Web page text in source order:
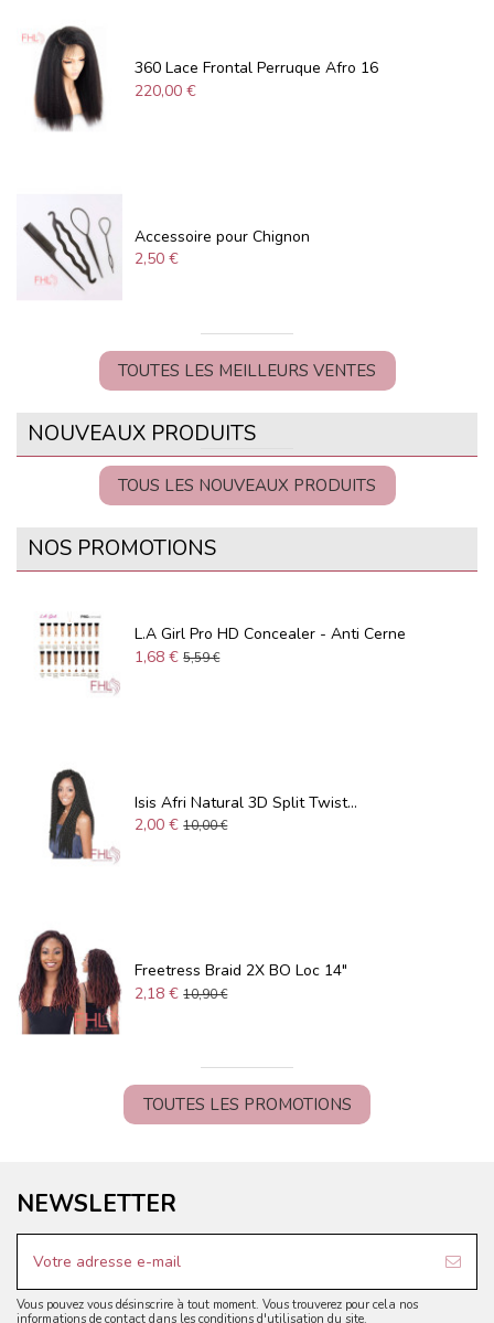
360 Lace Frontal Perruque Afro 16
220,00 €
Accessoire pour Chignon
2,50 €
TOUTES LES MEILLEURS VENTES
NOUVEAUX PRODUITS
TOUS LES NOUVEAUX PRODUITS
NOS PROMOTIONS
L.A Girl Pro HD Concealer - Anti Cerne
1,68 € 5,59 €
Isis Afri Natural 3D Split Twist...
2,00 € 10,00 €
Freetress Braid 2X BO Loc 14"
2,18 € 10,90 €
TOUTES LES PROMOTIONS
NEWSLETTER
Vous pouvez vous désinscrire à tout moment. Vous trouverez pour cela nos
informations de contact dans les conditions d'utilisation du site.